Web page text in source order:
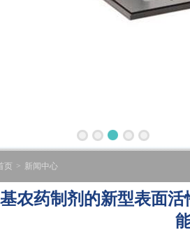
页 > 新闻中心
农药制剂的新型表面